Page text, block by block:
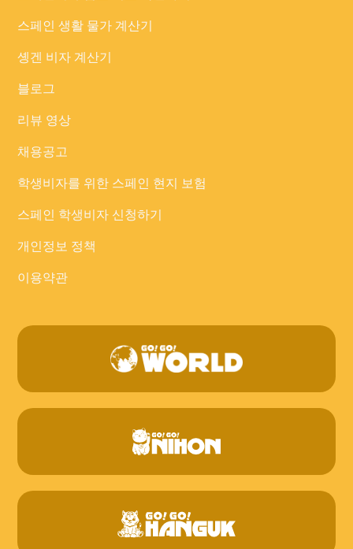
스페인 생활 물가 계산기
솅겐 비자 계산기
블로그
리뷰 영상
채용공고
학생비자를 위한 스페인 현지 보험
스페인 학생비자 신청하기
개인정보 정책
이용약관